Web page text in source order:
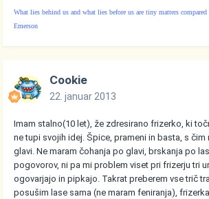
What lies behind us and what lies before us are tiny matters
Emerson
Cookie
22. januar 2013
Imam stalno(10 let), že zdresirano frizerko, ki
ne tupi svojih idej. Špice, prameni in basta, s čim
glavi. Ne maram čohanja po glavi, brskanja po
pogovorov, ni pa mi problem viset pri frizerju tri
ogovarjajo in pipkajo. Takrat preberem vse trič
posušim lase sama (ne maram feniranja),